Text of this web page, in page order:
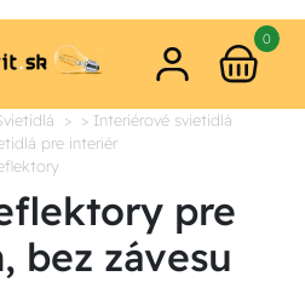
0
> Interiérové svietidlá
pre interiér
pre
bez závesu